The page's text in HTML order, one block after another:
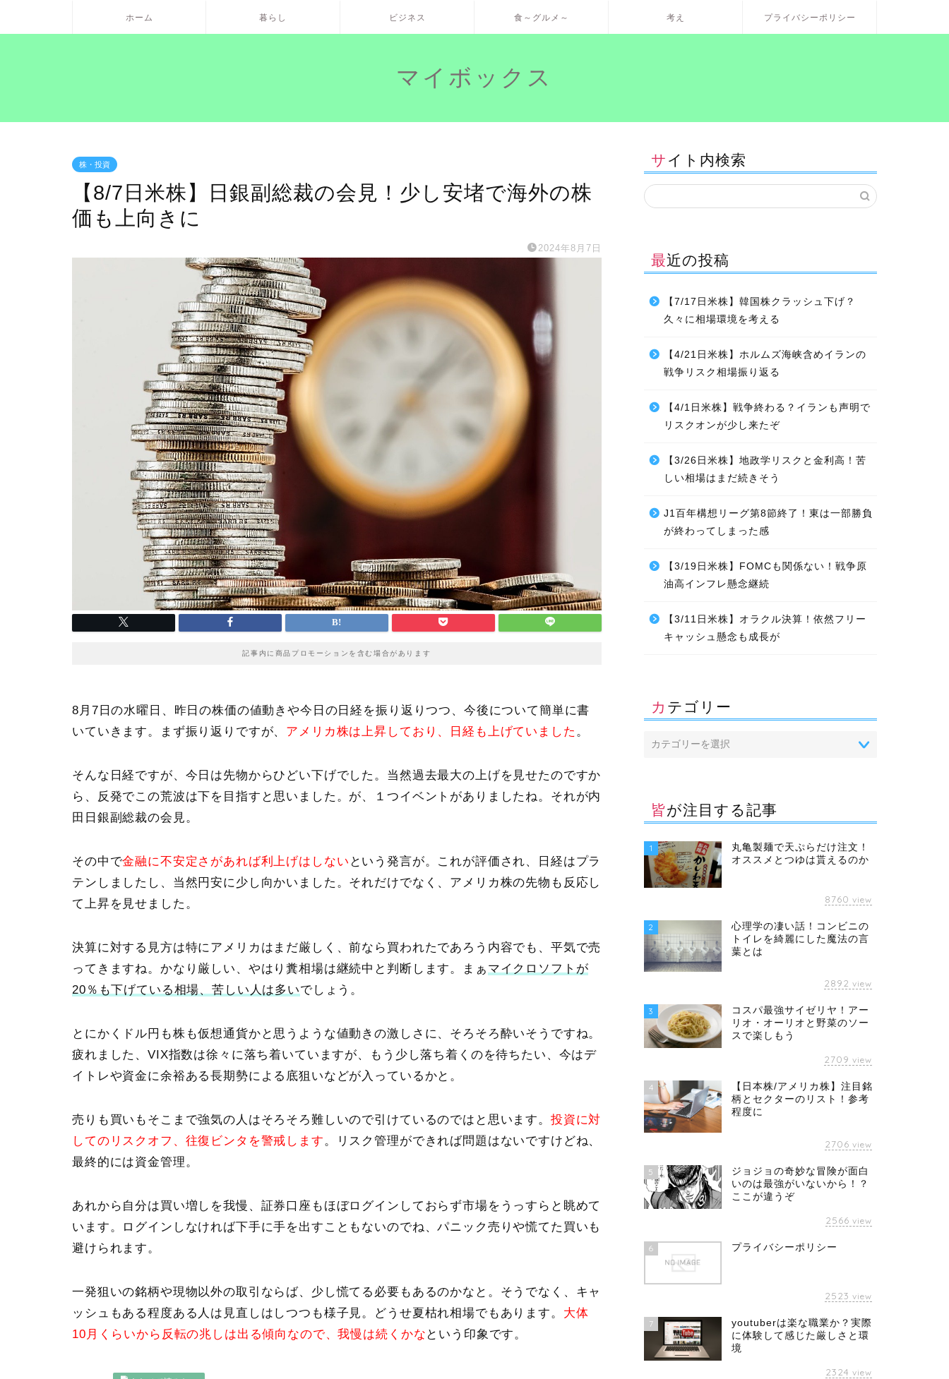
ホーム 暮らし ビジネス 食～グルメ～ 考え プライバシーポリシー
マイボックス
株・投資
【8/7日米株】日銀副総裁の会見！少し安堵で海外の株
価も上向きに
2024年8月7日
記事内に商品プロモーションを含む場合があります
8月7日の水曜日、昨日の株価の値動きや今日の日経を振り返りつつ、今後について簡単に書
いていきます。まず振り返りですが、 アメリカ株は上昇しており、日経も上げていました 。
そんな日経ですが、今日は先物からひどい下げでした。当然過去最大の上げを見せたのですか
ら、反発でこの荒波は下を目指すと思いました。が、１つイベントがありましたね。それが内
田日銀副総裁の会見 。
その中で金融に不安定さがあれば利上げはしない という発言が。これが評価され、日経はプラ
テンしましたし、当然円安に少し向かいました。それだけでなく、アメリカ株の先物も反応し
て上昇を見せました。
決算に対する見方は特にアメリカはまだ厳しく、前なら買われたであろう内容でも、平気で売
ってきますね。かなり厳しい、やはり糞相場は継続中と判断します。まぁ マイクロソフトが
20％も下げている相場、苦しい人は多いでしょう。
とにかくドル円も株も仮想通貨かと思うような値動きの激しさに、そろそろ酔いそうですね。
疲れました、VIX指数は徐々に落ち着いていますが、もう少し落ち着くのを待ちたい、今はデ
イトレや資金に余裕ある長期勢による底狙いなどが入っているかと。
売りも買いもそこまで強気の人はそろそろ難しいので引けているのではと思います。 投資に対
してのリスクオフ、往復ビンタを警戒します 。リスク管理ができれば問題はないですけどね、
最終的には資金管理。
あれから自分は買い増しを我慢、証券口座もほぼログインしておらず市場をうっすらと眺めて
います。ログインしなければ下手に手を出すこともないのでね、パニック売りや慌てた買いも
避けられます。
一発狙いの銘柄や現物以外の取引ならば、少し慌てる必要もあるのかなと。そうでなく、キャ
ッシュもある程度ある人は見直しはしつつも様子見。どうせ夏枯れ相場でもあります。 大体
10月くらいから反転の兆しは出る傾向なので、我慢は続くかな という印象です。
サイト内検索
最近の投稿
【7/17日米株】韓国株クラッシュ下げ？
久々に相場環境を考える
【4/21日米株】ホルムズ海峡含めイランの
戦争リスク相場振り返る
【4/1日米株】戦争終わる？イランも声明で
リスクオンが少し来たぞ
【3/26日米株】地政学リスクと金利高！苦
しい相場はまだ続きそう
J1百年構想リーグ第8節終了！東は一部勝負
が終わってしまった感
【3/19日米株】FOMCも関係ない！戦争原
油高インフレ懸念継続
【3/11日米株】オラクル決算！依然フリー
キャッシュ懸念も成長が
カテゴリー
皆が注目する記事
1
丸亀製麺で天ぷらだけ注文！
オススメとつゆは貰えるのか
8760 view
2
心理学の凄い話！コンビニの
トイレを綺麗にした魔法の言
葉とは
2892 view
3
コスパ最強サイゼリヤ！アー
リオ・オーリオと野菜のソー
スで楽しもう
2709 view
4
【日本株/アメリカ株】注目銘
柄とセクターのリスト！参考
程度に
2706 view
5
ジョジョの奇妙な冒険が面白
いのは最強がいないから！？
ここが違うぞ
2566 view
6 プライバシーポリシー
2523 view
7
youtuberは楽な職業か？実際
に体験して感じた厳しさと環
境
2324 view